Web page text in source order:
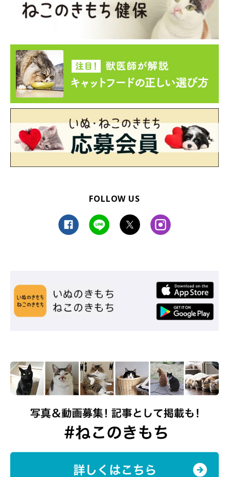
飼い主さん：
「私が帰宅すると必ずお迎えに来てくれてすりすりしてくれた
り、気がつくとすぐそばにいてくれたり、犬みたいな猫だなと感
じています。
家にやってきたお客さんにも物怖じせず、甘えながらおやつを欲
しがるところも、食いしん坊のめいちゃんらしいなぁと思いま
FOLLOW US